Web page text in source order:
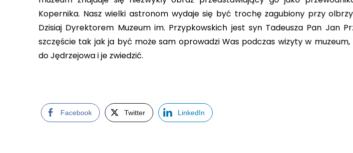
Kopernika. Nasz wielki astronom wydaje się być trochę zagubiony przy
Dzisiaj Dyrektorem Muzeum im. Przypkowskich jest syn Tadeusza Pan Jan
szczęście tak jak ja być może sam oprowadzi Was podczas wizyty w
do Jędrzejowa i je zwiedzić.
Facebook Twitter LinkedIn